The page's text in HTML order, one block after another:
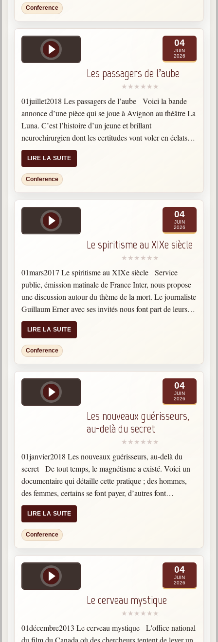
Conference
04
JUIN
2026
Les passagers de l’aube
01juillet2018 Les passagers de l’aube Voici la bande
annonce d’une pièce qui se joue à Avignon au théâtre La
Luna. C’est l’histoire d’un jeune et brillant
neurochirurgien dont les certitudes vont voler en éclats.
Suite à une polémique, il va mettre…
LIRE LA SUITE
Conference
04
JUIN
2026
Le spiritisme au XIXe siècle
01mars2017 Le spiritisme au XIXe siècle Service
public, émission matinale de France Inter, nous propose
une discussion autour du thème de la mort. Le journaliste
Guillaum Erner avec ses invités nous font part de leurs
réflexions. Après une présentation rapide du…
LIRE LA SUITE
Conference
04
JUIN
2026
Les nouveaux guérisseurs,
au-delà du secret
01janvier2018 Les nouveaux guérisseurs, au-delà du
secret De tout temps, le magnétisme a existé. Voici un
documentaire qui détaille cette pratique ; des hommes,
des femmes, certains se font payer, d’autres font
simplement des passes plus ou moins longues, touchent
ou…
LIRE LA SUITE
Conference
04
JUIN
2026
Le cerveau mystique
01décembre2013 Le cerveau mystique L'office national